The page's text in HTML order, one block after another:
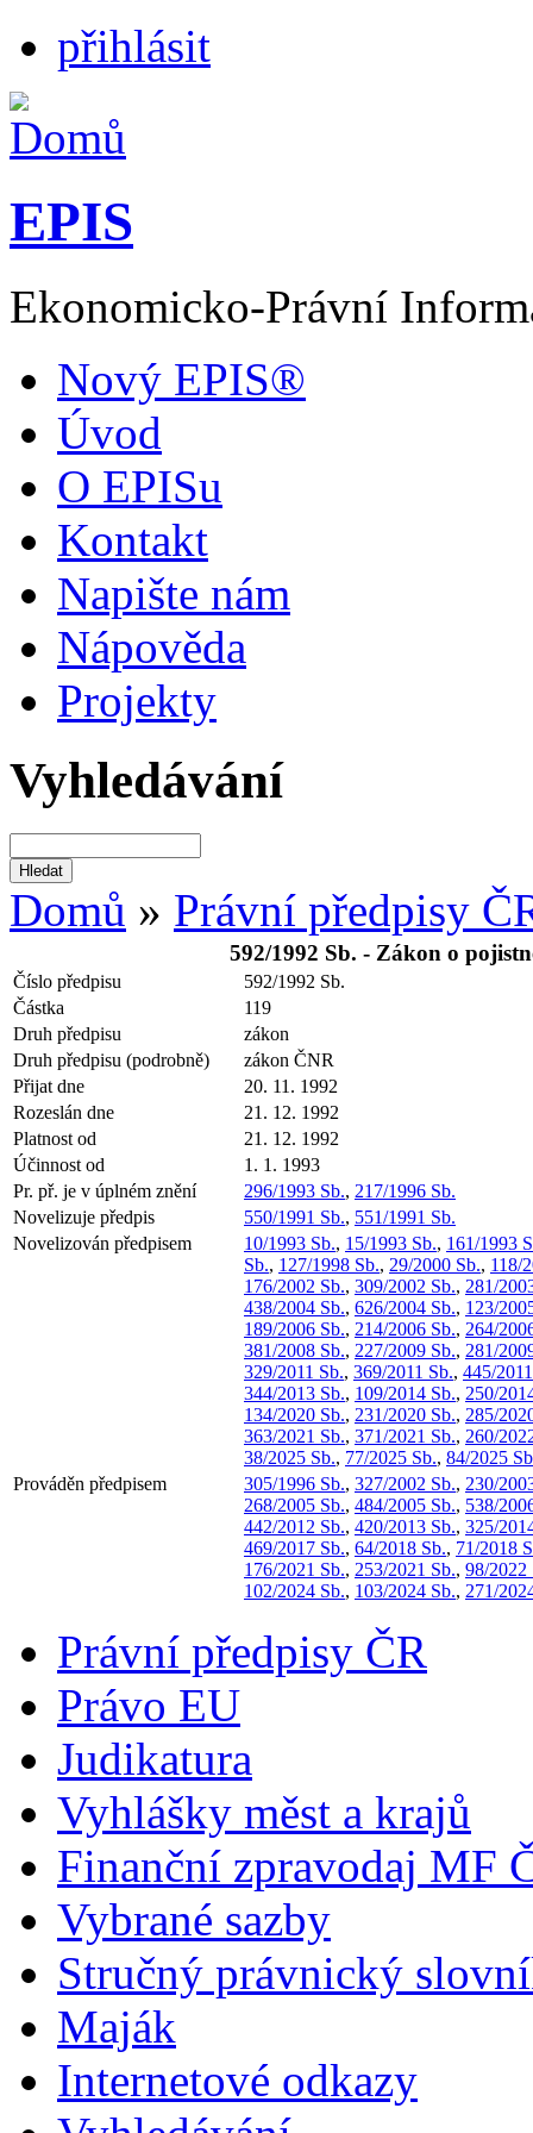
přihlásit
EPIS
Ekonomicko-Právní
Nový EPIS®
Úvod
O EPISu
Kontakt
Napište nám
Nápověda
Projekty
Vyhledávání
Domů » Právní předpisy
592/1992 Sb. - Zákon o
Číslo předpisu
592/1992 Sb.
Částka
119
Druh předpisu
zákon
Druh předpisu (podrobně)
zákon ČNR
Přijat dne
20. 11. 1992
Rozeslán dne
21. 12. 1992
Platnost od
21. 12. 1992
Účinnost od
1. 1. 1993
Pr. př. je v úplném znění
296/1993 Sb., 217/1996 Sb.
Novelizuje předpis
550/1991 Sb., 551/1991 Sb.
Novelizován předpisem
10/1993 Sb., 15/1993 Sb., 161/1993
Sb., 127/1998 Sb., 29/2000 Sb., 118/
176/2002 Sb., 309/2002 Sb., 281/
438/2004 Sb., 626/2004 Sb., 123/
189/2006 Sb., 214/2006 Sb., 264/
381/2008 Sb., 227/2009 Sb., 281/
329/2011 Sb., 369/2011 Sb., 445/
344/2013 Sb., 109/2014 Sb., 250/
134/2020 Sb., 231/2020 Sb., 285/
363/2021 Sb., 371/2021 Sb., 260/
38/2025 Sb., 77/2025 Sb., 84/2025
Prováděn předpisem
305/1996 Sb., 327/2002 Sb., 230/
268/2005 Sb., 484/2005 Sb., 538/
442/2012 Sb., 420/2013 Sb., 325/
469/2017 Sb., 64/2018 Sb., 71/2018
176/2021 Sb., 253/2021 Sb., 98/2022
102/2024 Sb., 103/2024 Sb., 271/
Právní předpisy ČR
Právo EU
Judikatura
Vyhlášky měst a krajů
Finanční zpravodaj MF
Vybrané sazby
Stručný právnický
Maják
Internetové odkazy